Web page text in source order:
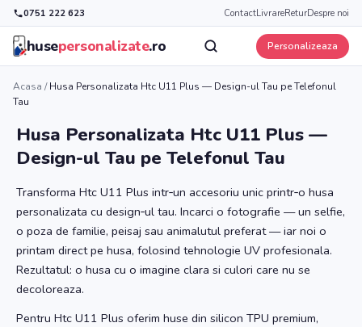
0751 222 623 ContactLivrareReturDespre noi
husepersonalizate.ro Personalizeaza
Acasa /Husa Personalizata Htc U11 Plus — Design-ul Tau pe Telefonul
Tau
Husa Personalizata Htc U11 Plus —
Design-ul Tau pe Telefonul Tau
Transforma Htc U11 Plus intr‑un accesoriu unic printr‑o husa
personalizata cu design‑ul tau. Incarci o fotografie — un selfie,
o poza de familie, peisaj sau animalutul preferat — iar noi o
printam direct pe husa, folosind tehnologie UV profesionala.
Rezultatul: o husa cu o imagine clara si culori care nu se
decoloreaza.
Pentru Htc U11 Plus oferim huse din silicon TPU premium,